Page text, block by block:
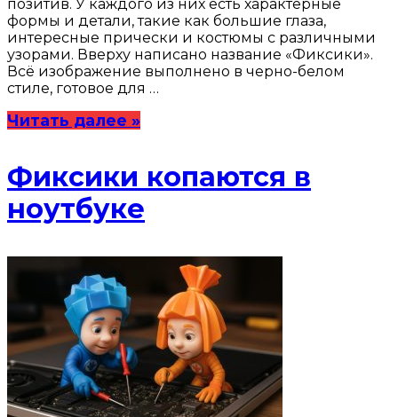
позитив. У каждого из них есть характерные
формы и детали, такие как большие глаза,
интересные прически и костюмы с различными
узорами. Вверху написано название «Фиксики».
Всё изображение выполнено в черно-белом
стиле, готовое для …
Читать далее »
Фиксики копаются в
ноутбуке